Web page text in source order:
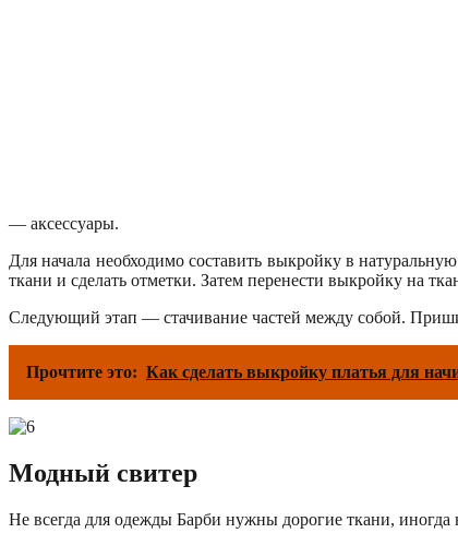
— аксессуары.
Для начала необходимо составить выкройку в
ткани и сделать отметки. Затем перенести выкройку на
Следующий этап — стачивание частей между собой.
Прочтите это: Как сделать выкройку платья для
Модный свитер
Не всегда для одежды Барби нужны дорогие ткани, иногда